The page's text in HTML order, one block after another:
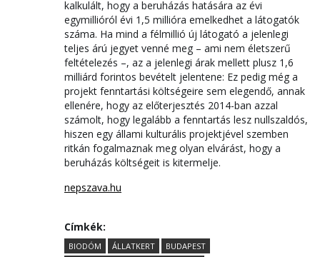
kalkulált, hogy a beruházás hatására az évi
egymillióról évi 1,5 millióra emelkedhet a látogatók
száma. Ha mind a félmillió új látogató a jelenlegi
teljes árú jegyet venné meg – ami nem életszerű
feltételezés –, az a jelenlegi árak mellett plusz 1,6
milliárd forintos bevételt jelentene: Ez pedig még a
projekt fenntartási költségeire sem elegendő, annak
ellenére, hogy az előterjesztés 2014-ban azzal
számolt, hogy legalább a fenntartás lesz nullszaldós,
hiszen egy állami kulturális projektjével szemben
ritkán fogalmaznak meg olyan elvárást, hogy a
beruházás költségeit is kitermelje.
nepszava.hu
Címkék:
BIODÓM ÁLLATKERT
BUDAPEST